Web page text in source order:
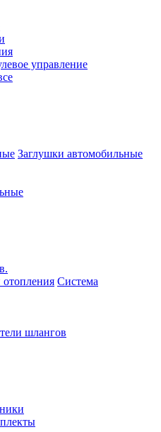
управление
Заглушки автомобильные
Система
шлангов